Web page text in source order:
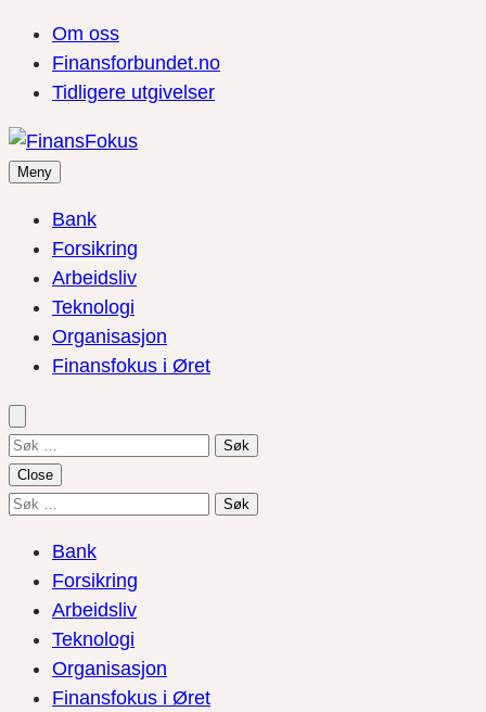
Om oss
Finansforbundet.no
Tidligere utgivelser
Meny
Bank
Forsikring
Arbeidsliv
Teknologi
Organisasjon
Finansfokus i Øret
Søk
etter:
Close
Søk
Bank
Forsikring
Arbeidsliv
Teknologi
Organisasjon
Finansfokus i Øret